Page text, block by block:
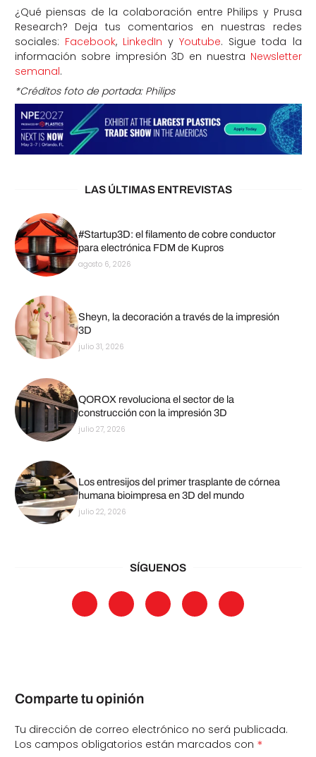
¿Qué piensas de la colaboración entre Philips y Prusa
Research? Deja tus comentarios en nuestras redes
sociales: Facebook, LinkedIn yYoutube. Sigue toda la
información sobre impresión 3D en nuestra Newsletter
semanal.
*Créditos foto de portada: Philips
LAS ÚLTIMAS ENTREVISTAS
#Startup3D: el filamento de cobre conductor
para electrónica FDM de Kupros
agosto 6, 2026
Sheyn, la decoración a través de la impresión
3D
julio 31, 2026
QOROX revoluciona el sector de la
construcción con la impresión 3D
julio 27, 2026
Los entresijos del primer trasplante de córnea
humana bioimpresa en 3D del mundo
julio 22, 2026
SÍGUENOS
Comparte tu opinión
Tu dirección de correo electrónico no será publicada.
Los campos obligatorios están marcados con *